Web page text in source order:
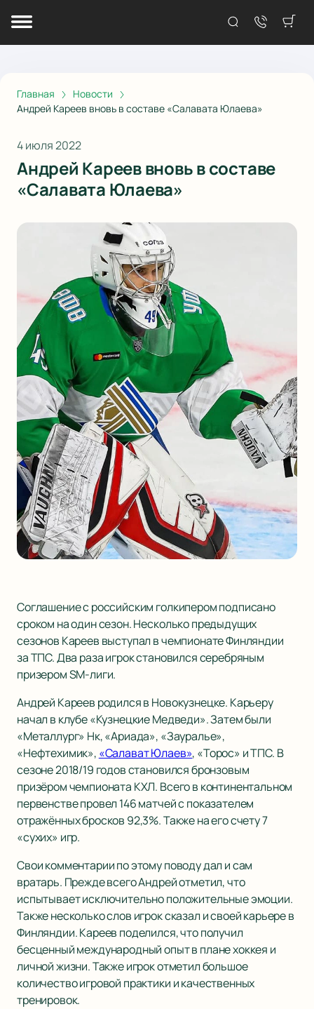
Главная
Новости
Андрей Кареев вновь в составе «Салавата Юлаева»
4 июля 2022
Андрей Кареев вновь в составе
«Салавата Юлаева»
Соглашение с российским голкипером подписано
сроком на один сезон. Несколько предыдущих
сезонов Кареев выступал в чемпионате Финляндии
за ТПС. Два раза игрок становился серебряным
призером SM-лиги.
Андрей Кареев родился в Новокузнецке. Карьеру
начал в клубе «Кузнецкие Медведи». Затем были
«Металлург» Нк, «Ариада», «Зауралье»,
«Нефтехимик», «Салават Юлаев», «Торос» и ТПС. В
сезоне 2018/19 годов становился бронзовым
призёром чемпионата КХЛ. Всего в континентальном
первенстве провел 146 матчей с показателем
отражённых бросков 92,3%. Также на его счету 7
«сухих» игр.
Свои комментарии по этому поводу дал и сам
вратарь. Прежде всего Андрей отметил, что
испытывает исключительно положительные эмоции.
Также несколько слов игрок сказал и своей карьере в
Финляндии. Кареев поделился, что получил
бесценный международный опыт в плане хоккея и
личной жизни. Также игрок отметил большое
количество игровой практики и качественных
тренировок.